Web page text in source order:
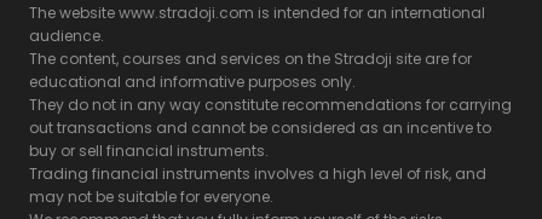
The website www.stradoji.com is intended for an international
audience.
The content, courses and services on the Stradoji site are for
educational and informative purposes only.
They do not in any way constitute recommendations for carrying
out transactions and cannot be considered as an incentive to
buy or sell financial instruments.
Trading financial instruments involves a high level of risk, and
may not be suitable for everyone.